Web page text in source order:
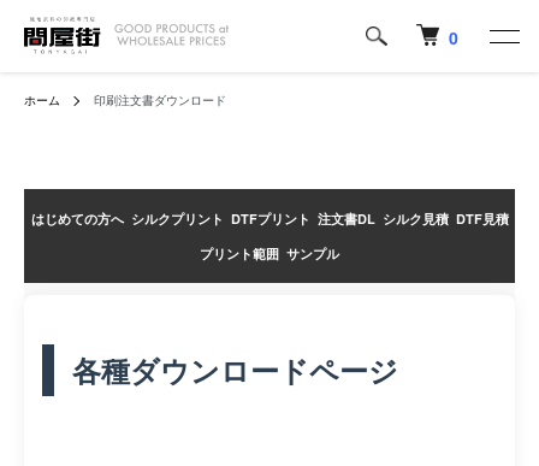
0
ホーム 印刷注文書ダウンロード
はじめての方へ シルクプリント DTFプリント 注文書DL シルク見積 DTF見積
プリント範囲 サンプル
各種ダウンロードページ